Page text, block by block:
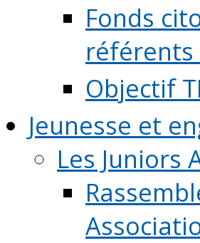
Fonds
référents
Objectif
Jeunesse et
Les Juniors